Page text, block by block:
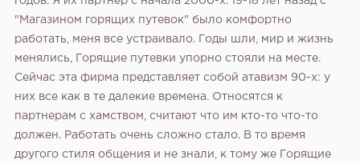
"Магазином горящих путевок" было комфортно
работать, меня все устраивало. Годы шли, мир и жизнь
менялись, Горящие путевки упорно стояли на месте.
Сейчас эта фирма представляет собой атавизм 90-х: у
них все как в те далекие времена. Относятся к
партнерам с хамством, считают что им кто-то что-то
должен. Работать очень сложно стало. В то время
другого стиля общения и не знали, к тому же Горящие